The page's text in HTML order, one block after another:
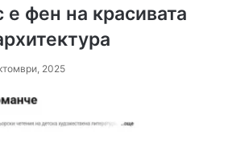
е фен на красивата
2025